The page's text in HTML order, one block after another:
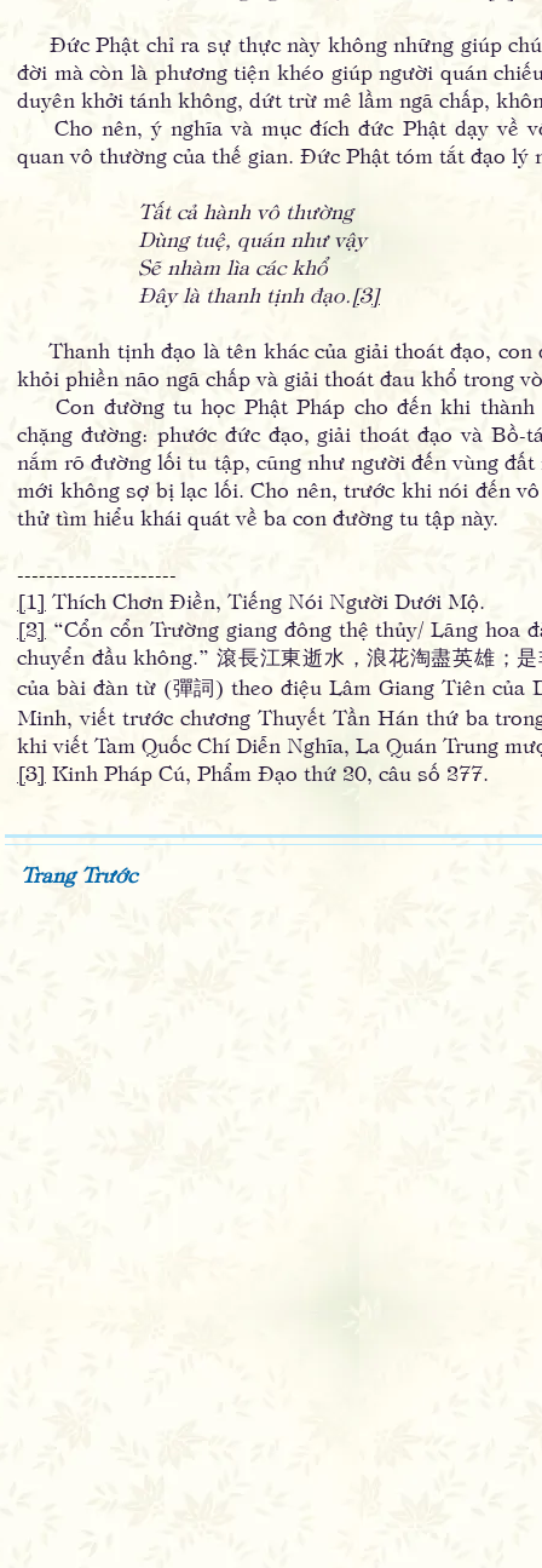
Đức Phật chỉ ra sự thực này không những giúp
đời mà còn là phương tiện khéo giúp người quán
duyên khởi tánh không, dứt trừ mê lầm ngã chấp,
Cho nên, ý nghĩa và mục đích đức Phật dạy về
quan vô thường của thế gian. Đức Phật tóm tắt đạo lý
Tất cả hành vô thường
Dùng tuệ, quán như vậy
Sẽ nhàm lìa các khổ
Đây là thanh tịnh đạo.[3]
Thanh tịnh đạo là tên khác của giải thoát đạo, con
khỏi phiền não ngã chấp và giải thoát đau khổ trong
Con đường tu học Phật Pháp cho đến khi thành
chặng đường: phước đức đạo, giải thoát đạo và Bồ-
nắm rõ đường lối tu tập, cũng như người đến vùng
mới không sợ bị lạc lối. Cho nên, trước khi nói đến
thử tìm hiểu khái quát về ba con đường tu tập này.
----------------------
[1] Thích Chơn Điền, Tiếng Nói Người Dưới Mộ.
[2] “Cổn cổn Trường giang đông thệ thủy/ Lãng hoa
chuyển đầu không.” 滾長江東逝水，浪花淘盡英雄；
của bài đàn từ (彈詞) theo điệu Lâm Giang Tiên
Minh, viết trước chương Thuyết Tần Hán thứ ba
khi viết Tam Quốc Chí Diễn Nghĩa, La Quán Trung
[3] Kinh Pháp Cú, Phẩm Đạo thứ 20, câu số 277.
Trang Trước